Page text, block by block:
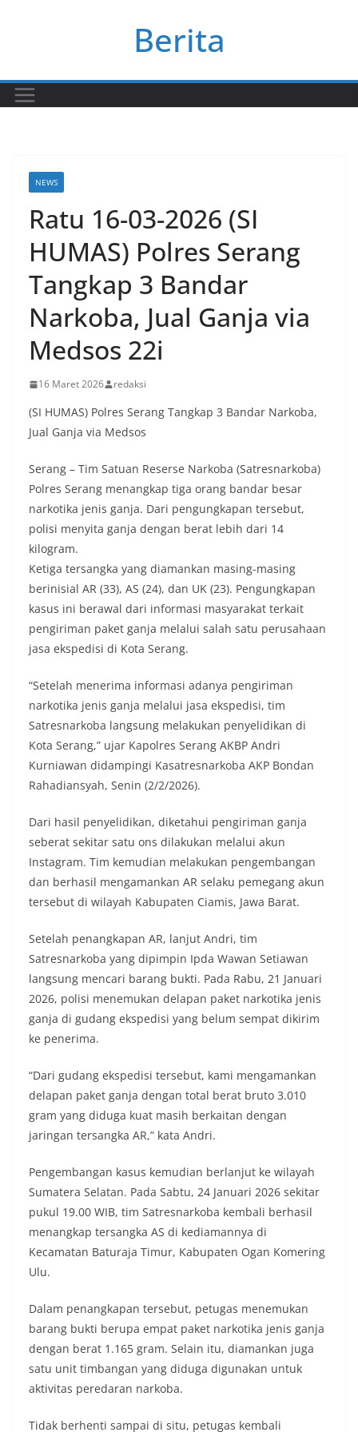
Berita
NEWS
Ratu 16-03-2026 (SI
HUMAS) Polres Serang
Tangkap 3 Bandar
Narkoba, Jual Ganja via
Medsos 22i
16 Maret 2026 redaksi
(SI HUMAS) Polres Serang Tangkap 3 Bandar Narkoba,
Jual Ganja via Medsos
Serang – Tim Satuan Reserse Narkoba (Satresnarkoba)
Polres Serang menangkap tiga orang bandar besar
narkotika jenis ganja. Dari pengungkapan tersebut,
polisi menyita ganja dengan berat lebih dari 14
kilogram.
Ketiga tersangka yang diamankan masing-masing
berinisial AR (33), AS (24), dan UK (23). Pengungkapan
kasus ini berawal dari informasi masyarakat terkait
pengiriman paket ganja melalui salah satu perusahaan
jasa ekspedisi di Kota Serang.
“Setelah menerima informasi adanya pengiriman
narkotika jenis ganja melalui jasa ekspedisi, tim
Satresnarkoba langsung melakukan penyelidikan di
Kota Serang,” ujar Kapolres Serang AKBP Andri
Kurniawan didampingi Kasatresnarkoba AKP Bondan
Rahadiansyah, Senin (2/2/2026).
Dari hasil penyelidikan, diketahui pengiriman ganja
seberat sekitar satu ons dilakukan melalui akun
Instagram. Tim kemudian melakukan pengembangan
dan berhasil mengamankan AR selaku pemegang akun
tersebut di wilayah Kabupaten Ciamis, Jawa Barat.
Setelah penangkapan AR, lanjut Andri, tim
Satresnarkoba yang dipimpin Ipda Wawan Setiawan
langsung mencari barang bukti. Pada Rabu, 21 Januari
2026, polisi menemukan delapan paket narkotika jenis
ganja di gudang ekspedisi yang belum sempat dikirim
ke penerima.
“Dari gudang ekspedisi tersebut, kami mengamankan
delapan paket ganja dengan total berat bruto 3.010
gram yang diduga kuat masih berkaitan dengan
jaringan tersangka AR,” kata Andri.
Pengembangan kasus kemudian berlanjut ke wilayah
Sumatera Selatan. Pada Sabtu, 24 Januari 2026 sekitar
pukul 19.00 WIB, tim Satresnarkoba kembali berhasil
menangkap tersangka AS di kediamannya di
Kecamatan Baturaja Timur, Kabupaten Ogan Komering
Ulu.
Dalam penangkapan tersebut, petugas menemukan
barang bukti berupa empat paket narkotika jenis ganja
dengan berat 1.165 gram. Selain itu, diamankan juga
satu unit timbangan yang diduga digunakan untuk
aktivitas peredaran narkoba.
Tidak berhenti sampai di situ, petugas kembali